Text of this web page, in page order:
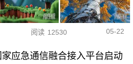
阅读 12530 05-22
家应急通信融合接入平台启动